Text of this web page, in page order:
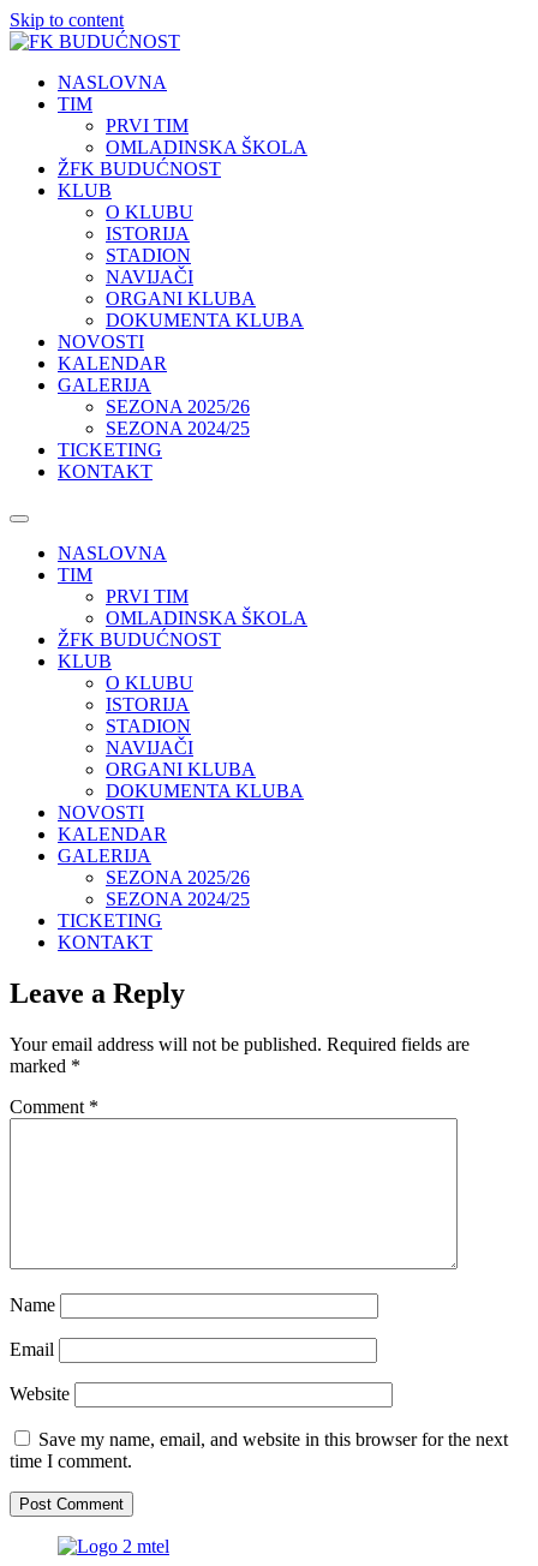
Skip to content
NASLOVNA
TIM
PRVI TIM
OMLADINSKA ŠKOLA
ŽFK BUDUĆNOST
KLUB
O KLUBU
ISTORIJA
STADION
NAVIJAČI
ORGANI KLUBA
DOKUMENTA KLUBA
NOVOSTI
KALENDAR
GALERIJA
SEZONA 2025/26
SEZONA 2024/25
TICKETING
KONTAKT
NASLOVNA
TIM
PRVI TIM
OMLADINSKA ŠKOLA
ŽFK BUDUĆNOST
KLUB
O KLUBU
ISTORIJA
STADION
NAVIJAČI
ORGANI KLUBA
DOKUMENTA KLUBA
NOVOSTI
KALENDAR
GALERIJA
SEZONA 2025/26
SEZONA 2024/25
TICKETING
KONTAKT
Leave a Reply
Your email address will not be published. Required fields are
marked *
Comment *
Name
Email
Website
Save my name, email, and website in this browser for the next
time I comment.